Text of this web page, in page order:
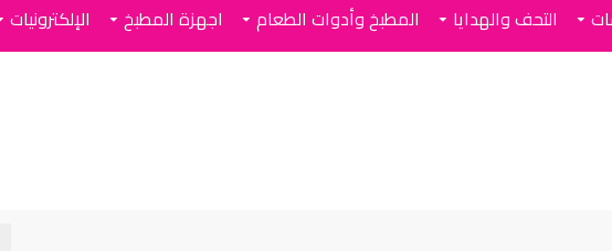
التحف والهدايا المطبخ وأدوات الطعام اجهزة المطبخ الإلكترونيات